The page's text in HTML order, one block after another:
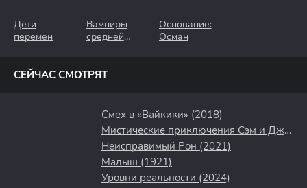
Дети
перемен
Вампиры
средней
Основание:
Осман
СЕЙЧАС СМОТРЯТ
Смех в «Вайкики» (2018)
Мистические приключения Сэм и Джейд (2022)
Неисправимый Рон (2021)
Малыш (1921)
Уровни реальности (2024)